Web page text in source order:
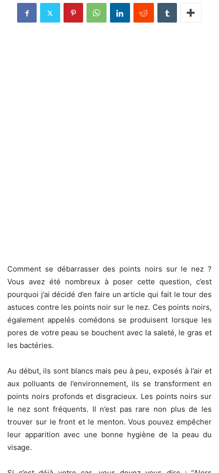
Comment se débarrasser des points noirs sur le nez ?
Vous avez été nombreux à poser cette question, c’est
pourquoi j’ai décidé d’en faire un article qui fait le tour des
astuces contre les points noir sur le nez. Ces points noirs,
également appelés comédons se produisent lorsque les
pores de votre peau se bouchent avec la saleté, le gras et
les bactéries.
Au début, ils sont blancs mais peu à peu, exposés à l’air et
aux polluants de l’environnement, ils se transforment en
points noirs profonds et disgracieux. Les points noirs sur
le nez sont fréquents. Il n’est pas rare non plus de les
trouver sur le front et le menton. Vous pouvez empêcher
leur apparition avec une bonne hygiène de la peau du
visage.